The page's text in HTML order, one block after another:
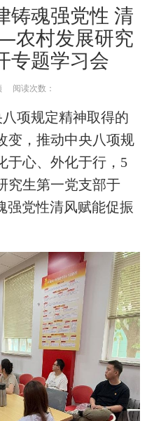
铸魂强党性 清
农村发展研究
专题学习会
阅读次数：
项规定精神取得的
变，推动中央八项规
于心、外化于行，5
究生第一党支部于
强党性清风赋能促振